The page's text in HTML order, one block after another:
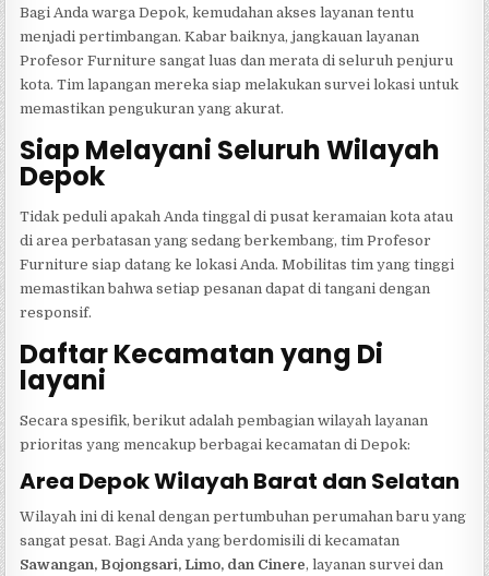
Bagi Anda warga Depok, kemudahan akses layanan tentu
menjadi pertimbangan. Kabar baiknya, jangkauan layanan
Profesor Furniture sangat luas dan merata di seluruh penjuru
kota. Tim lapangan mereka siap melakukan survei lokasi untuk
memastikan pengukuran yang akurat.
Siap Melayani Seluruh Wilayah
Depok
Tidak peduli apakah Anda tinggal di pusat keramaian kota atau
di area perbatasan yang sedang berkembang, tim Profesor
Furniture siap datang ke lokasi Anda. Mobilitas tim yang tinggi
memastikan bahwa setiap pesanan dapat di tangani dengan
responsif.
Daftar Kecamatan yang Di
layani
Secara spesifik, berikut adalah pembagian wilayah layanan
prioritas yang mencakup berbagai kecamatan di Depok:
Area Depok Wilayah Barat dan Selatan
Wilayah ini di kenal dengan pertumbuhan perumahan baru yang
sangat pesat. Bagi Anda yang berdomisili di kecamatan
Sawangan, Bojongsari, Limo, dan Cinere, layanan survei dan